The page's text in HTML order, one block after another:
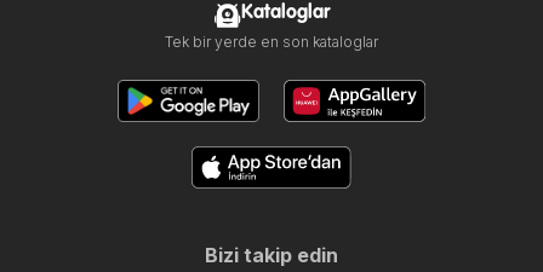
Kataloglar
Tek bir yerde en son kataloglar
Bizi takip edin